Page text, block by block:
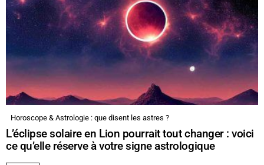
Horoscope & Astrologie : que disent les astres ?
L’éclipse solaire en Lion pourrait tout changer : voici
ce qu’elle réserve à votre signe astrologique